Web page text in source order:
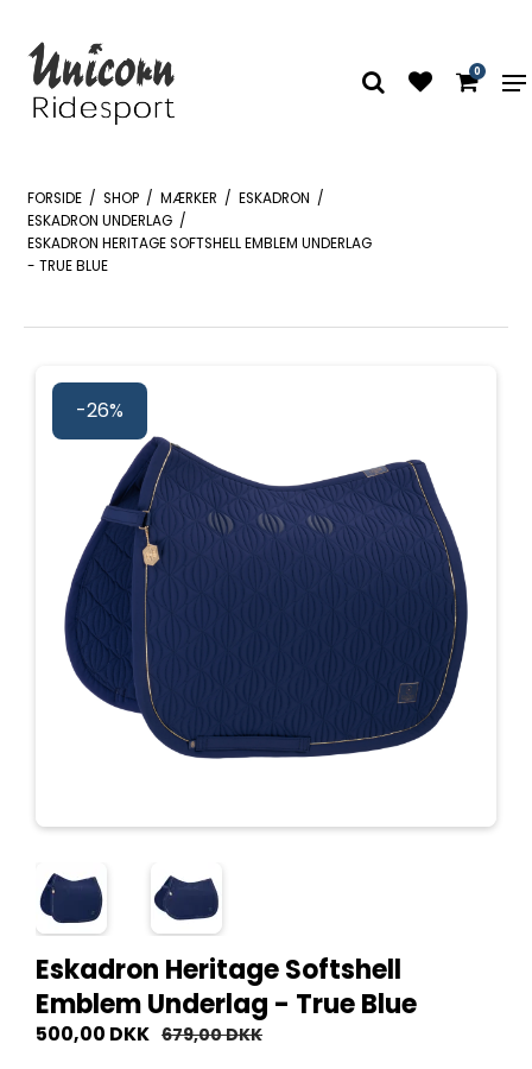
0
FORSIDE / SHOP / MÆRKER / ESKADRON /
ESKADRON UNDERLAG /
ESKADRON HERITAGE SOFTSHELL EMBLEM UNDERLAG
- TRUE BLUE
-26%
Eskadron Heritage Softshell
Emblem Underlag - True Blue
500,00 DKK 679,00 DKK